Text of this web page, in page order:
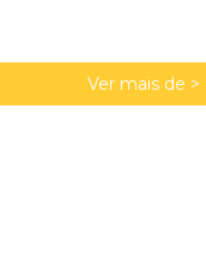
Ver mais de >